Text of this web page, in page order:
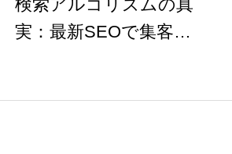
検索アルゴリズムの真
実：最新SEOで集客を